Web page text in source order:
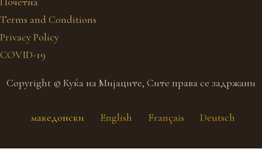
Terms and Conditions
Privacy Policy
COVID-19
Copyright © Куќа на Мијаците, Сите права се задржани
македонски English Français Deutsch